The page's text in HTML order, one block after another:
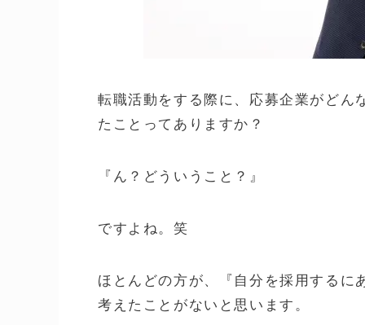
転職活動をする際に、応募企業がど
たことってありますか？
『ん？どういうこと？』
ですよね。笑
ほとんどの方が、『自分を採用する
考えたことがないと思います。